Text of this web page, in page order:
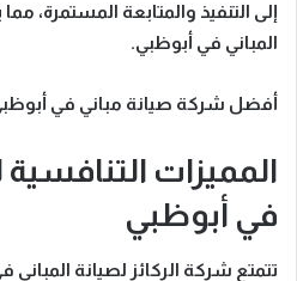
إلى التنفيذ والمتابعة المستمرة،
المباني في أبوظبي.
أفضل شركة صيانة مباني في أبوظبي
المميزات التنافسية
في أبوظبي
تتمتع شركة الركائز لصيانة المباني